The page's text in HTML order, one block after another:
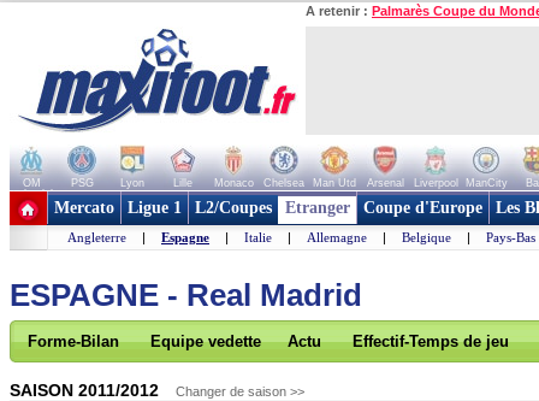
A retenir : Palmarès Coupe du
OM PSG Lyon Lille Monaco Chelsea Man Utd Arsenal Liverpool ManCity
+ de clubs
Mercato Ligue 1 L2/Coupes Etranger Coupe d'Europe Les
Angleterre | Espagne | Italie | Allemagne | Belgique | Pays-Bas
ESPAGNE - Real Madrid
Forme-Bilan Equipe vedette Actu Effectif-Temps de jeu
SAISON 2011/2012 Changer de saison >>